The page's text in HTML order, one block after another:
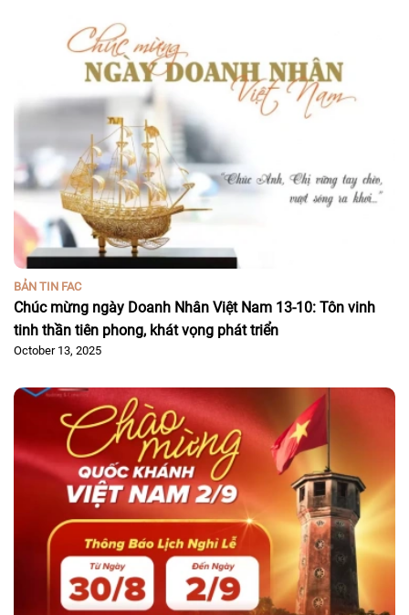
BẢN TIN FAC
Chúc mừng ngày Doanh Nhân Việt Nam 13-10: Tôn vinh
tinh thần tiên phong, khát vọng phát triển
October 13, 2025